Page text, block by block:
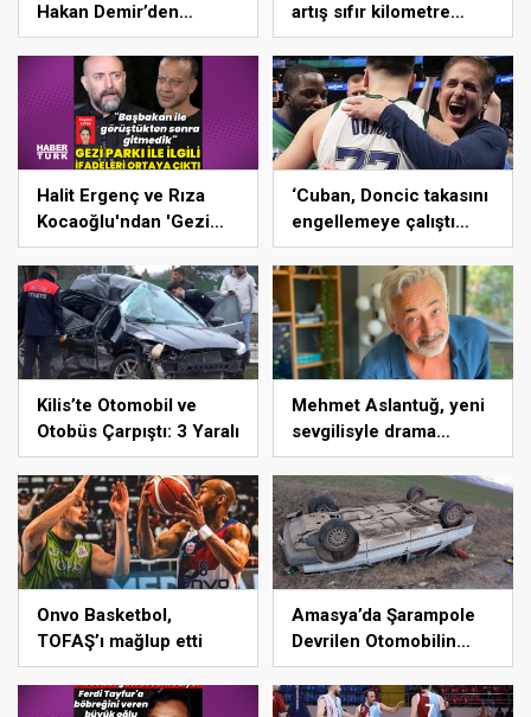
Hakan Demir’den
Alperen Şengün’e övgü
artış sıfır kilometre
araçlarda düşüşle
beraber geldi
Halit Ergenç ve Rıza
Kocaoğlu'ndan 'Gezi
Parkı' ifadesi – Magazin
haberleri
‘Cuban, Doncic takasını
engellemeye çalıştı
ancak geç kaldı’ iddiası!
NBA Haberleri
Kilis’te Otomobil ve
Otobüs Çarpıştı: 3 Yaralı
Mehmet Aslantuğ, yeni
sevgilisyle drama
çalışmalarında tanıştı –
Magazin haberleri
Onvo Basketbol,
TOFAŞ’ı mağlup etti
Amasya’da Şarampole
Devrilen Otomobilin
Sürücüsü Yaralandı